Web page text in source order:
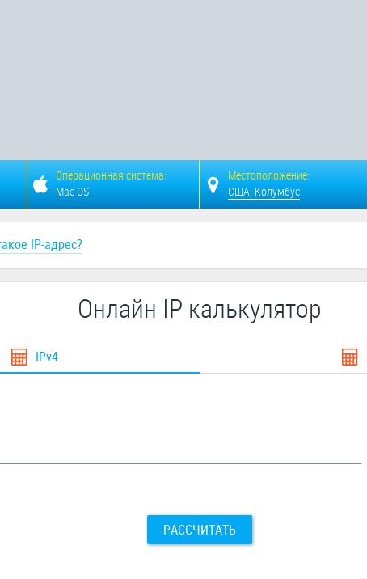
Операционная система:
Mac OS
Местоположение:
США, Колумбус
IP-адрес?
Онлайн IP калькулятор
IPv4
РАССЧИТАТЬ